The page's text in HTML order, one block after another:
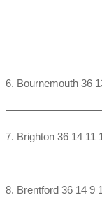
6. Bournemouth 36
7. Brighton 36 14 11
8. Brentford 36 14 9